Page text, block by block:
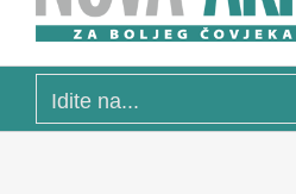
Idite na...